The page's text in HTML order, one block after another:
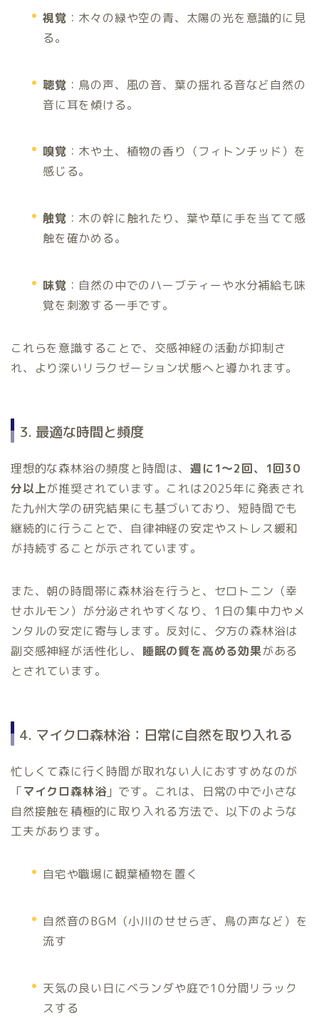
視覚 ：木々の緑や空の青、太陽の光を意識的に見
る。
聴覚 ：鳥の声、風の音、葉の揺れる音など自然の
音に耳を傾ける。
嗅覚 ：木や土、植物の香り（フィトンチッド）を
感じる。
触覚 ：木の幹に触れたり、葉や草に手を当てて感
触を確かめる。
味覚 ：自然の中でのハーブティーや水分補給も味
覚を刺激する一手です。
これらを意識することで、交感神経の活動が抑制さ
れ、より深いリラクゼーション状態へと導かれます。
3. 最適な時間と頻度
理想的な森林浴の頻度と時間は、週に1～2回、1回30
分以上が推奨されています。これは2025年に発表され
た九州大学の研究結果にも基づいており、短時間でも
継続的に行うことで、自律神経の安定やストレス緩和
が持続することが示されています。
また、朝の時間帯に森林浴を行うと、セロトニン（幸
せホルモン）が分泌されやすくなり、1日の集中力やメ
ンタルの安定に寄与します。反対に、夕方の森林浴は
副交感神経が活性化し、 睡眠の質を高める効果がある
とされています。
4. マイクロ森林浴：日常に自然を取り入れる
忙しくて森に行く時間が取れない人におすすめなのが
「マイクロ森林浴 」です。これは、日常の中で小さな
自然接触を積極的に取り入れる方法で、以下のような
工夫があります。
自宅や職場に観葉植物を置く
自然音のBGM（小川のせせらぎ、鳥の声など）を
流す
天気の良い日にベランダや庭で10分間リラック
スする